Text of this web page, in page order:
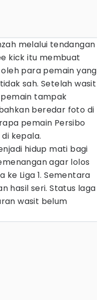
melalui tendangan
kick itu membuat
oleh para pemain yang
sah. Setelah wasit
tampak
beredar foto di
pemain Persibo
kepala.
hidup mati bagi
agar lolos
ke Liga 1. Sementara
hasil seri. Status laga
wasit belum